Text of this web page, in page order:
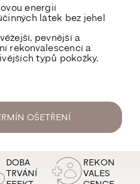
energií
látek bez jehel
pevnější a
rekonvalescencí a
typů pokožky.
OŠETŘENÍ
DOBA
TRVÁNÍ
REKON
VALES